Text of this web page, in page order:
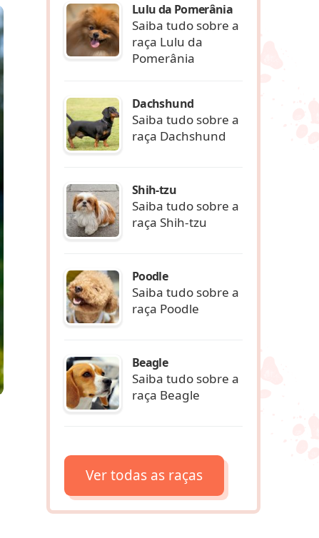
Lulu da Pomerânia
Saiba tudo sobre a
raça Lulu da
Pomerânia
Dachshund
Saiba tudo sobre a
raça Dachshund
Shih-tzu
Saiba tudo sobre a
raça Shih-tzu
Poodle
Saiba tudo sobre a
raça Poodle
Beagle
Saiba tudo sobre a
raça Beagle
Ver todas as raças